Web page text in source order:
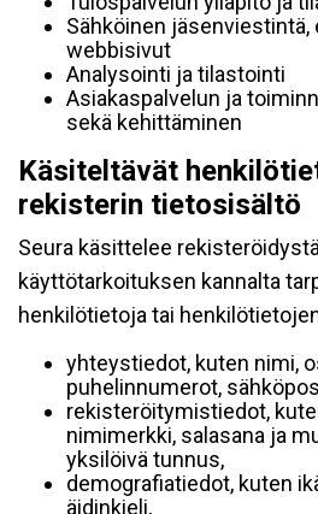
Sähköinen
webbisivut
Analysointi ja tilastointi
Asiakaspalvelun ja
sekä kehittäminen
Käsiteltävät
rekisterin tietosisältö
Seura käsittelee
käyttötarkoituksen kannalta
henkilötietoja tai
yhteystiedot, kuten nimi,
puhelinnumerot,
rekisteröitymistiedot,
nimimerkki, salasana ja
yksilöivä tunnus,
demografiatiedot, kuten
äidinkieli,